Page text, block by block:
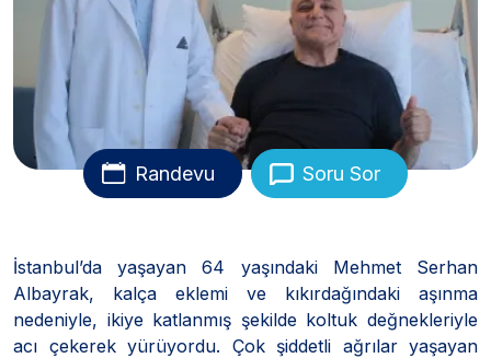
Randevu Soru Sor
İstanbul’da yaşayan 64 yaşındaki Mehmet Serhan
Albayrak, kalça eklemi ve kıkırdağındaki aşınma
nedeniyle, ikiye katlanmış şekilde koltuk değnekleriyle
acı çekerek yürüyordu. Çok şiddetli ağrılar yaşayan